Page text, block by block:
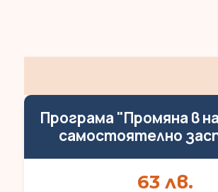
Програма "Промяна в
самостоятелно
63лв.